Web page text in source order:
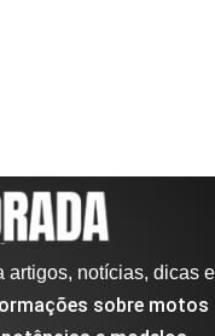
artigos, notícias, dicas e
sobre motos